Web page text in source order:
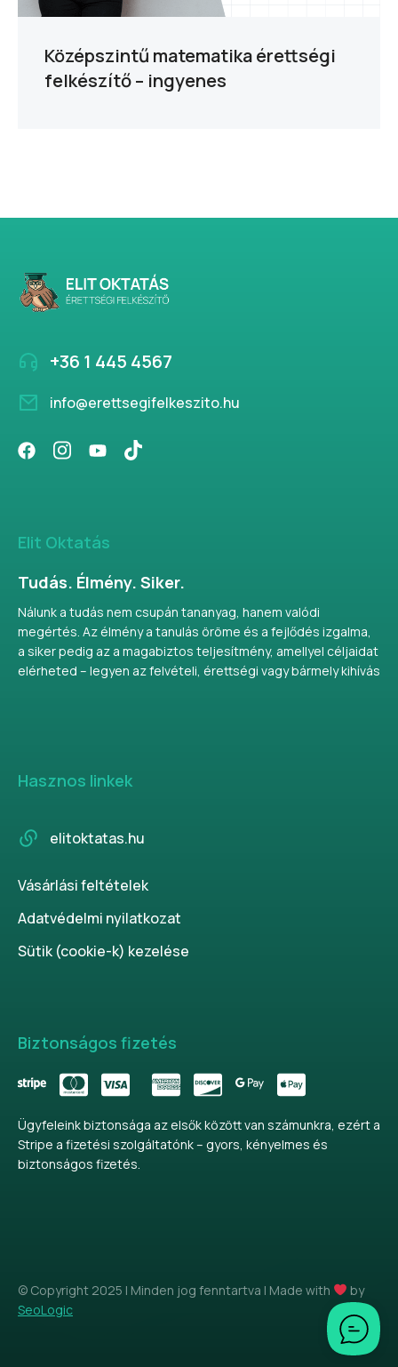
Középszintű matematika érettségi
felkészítő – ingyenes
+36 1 445 4567
info@erettsegifelkeszito.hu
Elit Oktatás
Tudás. Élmény. Siker.
Nálunk a tudás nem csupán tananyag, hanem valódi
megértés. Az élmény a tanulás öröme és a fejlődés izgalma,
a siker pedig az a magabiztos teljesítmény, amellyel céljaidat
elérheted – legyen az felvételi, érettségi vagy bármely kihívás
Hasznos linkek
elitoktatas.hu
Vásárlási feltételek
Adatvédelmi nyilatkozat
Sütik (cookie-k) kezelése
Biztonságos fizetés
Ügyfeleink biztonsága az elsők között van számunkra, ezért a
Stripe a fizetési szolgáltatónk – gyors, kényelmes és
biztonságos fizetés.
© Copyright 2025 | Minden jog fenntartva | Made with
by
SeoLogic